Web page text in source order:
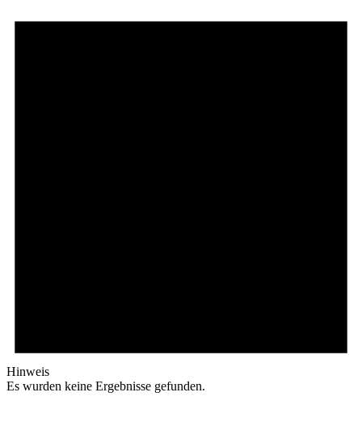
Hinweis
Es wurden keine Ergebnisse gefunden.